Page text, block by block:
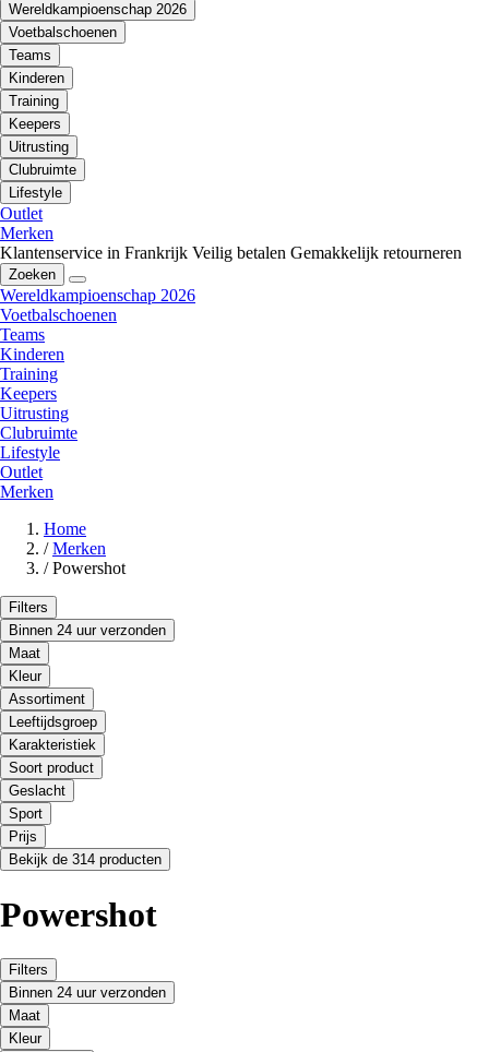
Wereldkampioenschap 2026
Voetbalschoenen
Teams
Kinderen
Training
Keepers
Uitrusting
Clubruimte
Lifestyle
Outlet
Merken
Klantenservice in Frankrijk Veilig betalen Gemakkelijk retourneren
Zoeken
Wereldkampioenschap 2026
Voetbalschoenen
Teams
Kinderen
Training
Keepers
Uitrusting
Clubruimte
Lifestyle
Outlet
Merken
Home
/ Merken
/ Powershot
Filters
Binnen 24 uur verzonden
Maat
Kleur
Assortiment
Leeftijdsgroep
Karakteristiek
Soort product
Geslacht
Sport
Prijs
Bekijk de 314 producten
Powershot
Filters
Binnen 24 uur verzonden
Maat
Kleur